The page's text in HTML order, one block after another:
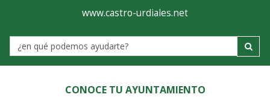
Ayuntamiento
de
Castro-
Urdiales
www.castro-urdiales.net
Label
CONOCE TU AYUNTAMIENTO